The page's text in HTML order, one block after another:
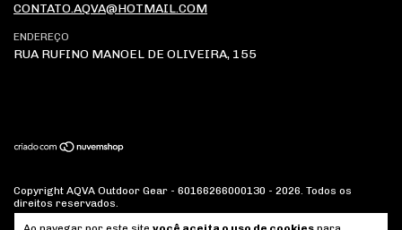
CONTATO.AQVA@HOTMAIL.COM
ENDEREÇO
RUA RUFINO MANOEL DE OLIVEIRA, 155
Copyright AQVA Outdoor Gear - 60166266000130 - 2026. Todos os
direitos reservados.